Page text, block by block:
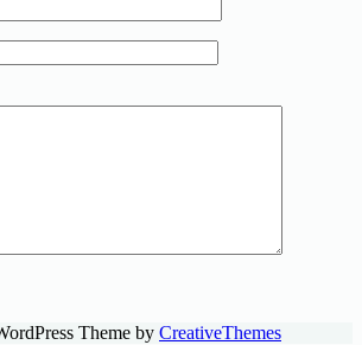
Theme by CreativeThemes